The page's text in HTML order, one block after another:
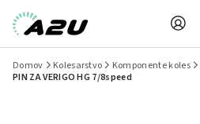
Domov Kolesarstvo Komponente koles
PIN ZA VERIGO HG 7/8speed